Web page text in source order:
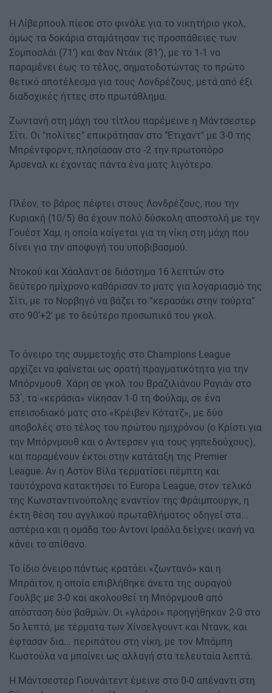
Η Λίβερπουλ πίεσε στο φινάλε για το νικητήριο γκολ,
όμως τα δοκάρια σταμάτησαν τις προσπάθειες των
Σομποσλάι (71’) και Φαν Ντάικ (81’), με το 1-1 να
παραμένει έως το τέλος, σηματοδοτώντας το πρώτο
θετικό αποτέλεσμα για τους Λονδρέζους, μετά από έξι
διαδοχικές ήττες στο πρωτάθλημα.
Ζωντανή στη μάχη του τίτλου παρέμεινε η Μάντσεστερ
Σίτι. Οι "πολίτες" επικράτησαν στο "Έτιχαντ" με 3-0 της
Μπρέντφορντ, πλησίασαν στο -2 την πρωτοπόρο
Άρσεναλ κι έχοντας πάντα ένα ματς λιγότερο.
Πλέον, το βάρος πέφτει στους Λονδρέζους, που την
Κυριακή (10/5) θα έχουν πολύ δύσκολη αποστολή με την
Γουέστ Χαμ, η οποία καίγεται για τη νίκη στη μάχη που
δίνει για την αποφυγή του υποβιβασμού.
Ντοκού και Χάαλαντ σε διάστημα 16 λεπτών στο
δεύτερο ημίχρονο καθάρισαν το ματς για λογαριασμό της
Σίτι, με το Νορβηγό να βάζει το “κερασάκι στην τούρτα”
στο 90’+2′ με το δεύτερο προσωπικό του γκολ.
Το όνειρο της συμμετοχής στο Champions League
αρχίζει να φαίνεται ως ορατή πραγματικότητα για την
Μπόρνμουθ. Χάρη σε γκολ του Βραζιλιάνου Ραγιάν στο
53΄, τα «κεράσια» νίκησαν 1-0 τη Φούλαμ, σε ένα
επεισοδιακό ματς στο «Κρέιβεν Κότατζ», με δύο
αποβολές στο τέλος του πρώτου ημιχρόνου (ο Κρίστι για
την Μπόρνμουθ και ο Αντερσεν για τους γηπεδούχους),
και παραμένουν έκτοι στην κατάταξη της Premier
League. Αν η Αστον Βίλα τερματίσει πέμπτη και
ταυτόχρονα κατακτήσει το Europa League, στον τελικό
της Κωνσταντινούπολης εναντίον της Φράιμπουργκ, η
έκτη θέση του αγγλικού πρωταθλήματος οδηγεί στα...
αστέρια και η ομάδα του Αντονι Ιραόλα δείχνει ικανή να
κάνει το απίθανο.
Το ίδιο όνειρο πάντως κρατάει «ζωντανό» και η
Μπράιτον, η οποία επιβλήθηκε άνετα της ουραγού
Γουλβς με 3-0 και ακολουθεί τη Μπόρνμουθ από
απόσταση δύο βαθμών. Οι «γλάροι» προηγήθηκαν 2-0 στο
5ο λεπτό, με τέρματα των Χίνσελγουντ και Ντανκ, και
έφτασαν δια... περιπάτου στη νίκη, με τον Μπάμπη
Κωστούλα να μπαίνει ως αλλαγή στα τελευταία λεπτά.
Η Μάντσεστερ Γιουνάιτεντ έμεινε στο 0-0 απέναντι στη